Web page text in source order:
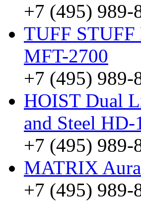
+7 (495) 989-
TUFF STUFF
MFT-2700
+7 (495) 989-
HOIST Dual
and Steel HD-
+7 (495) 989-
MATRIX
+7 (495) 989-